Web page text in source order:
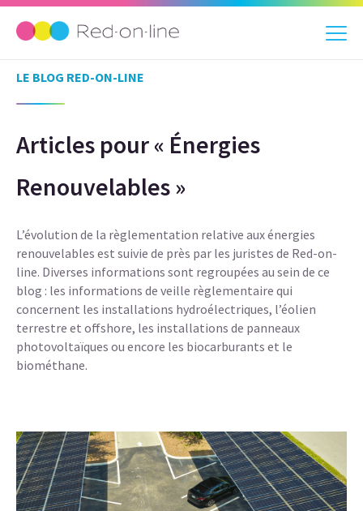
LE BLOG RED-ON-LINE
Articles pour « Énergies
Renouvelables »
L’évolution de la règlementation relative aux énergies
renouvelables est suivie de près par les juristes de Red-on-
line. Diverses informations sont regroupées au sein de ce
blog : les informations de veille règlementaire qui
concernent les installations hydroélectriques, l’éolien
terrestre et offshore, les installations de panneaux
photovoltaïques ou encore les biocarburants et le
biométhane.